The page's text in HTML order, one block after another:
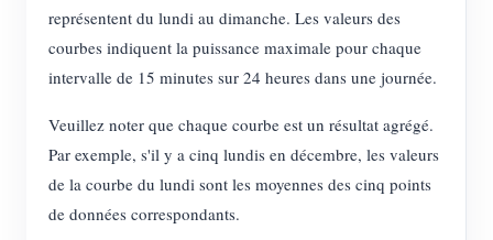
représentent du lundi au dimanche. Les valeurs des
courbes indiquent la puissance maximale pour chaque
intervalle de 15 minutes sur 24 heures dans une journée.
Veuillez noter que chaque courbe est un résultat agrégé.
Par exemple, s'il y a cinq lundis en décembre, les valeurs
de la courbe du lundi sont les moyennes des cinq points
de données correspondants.